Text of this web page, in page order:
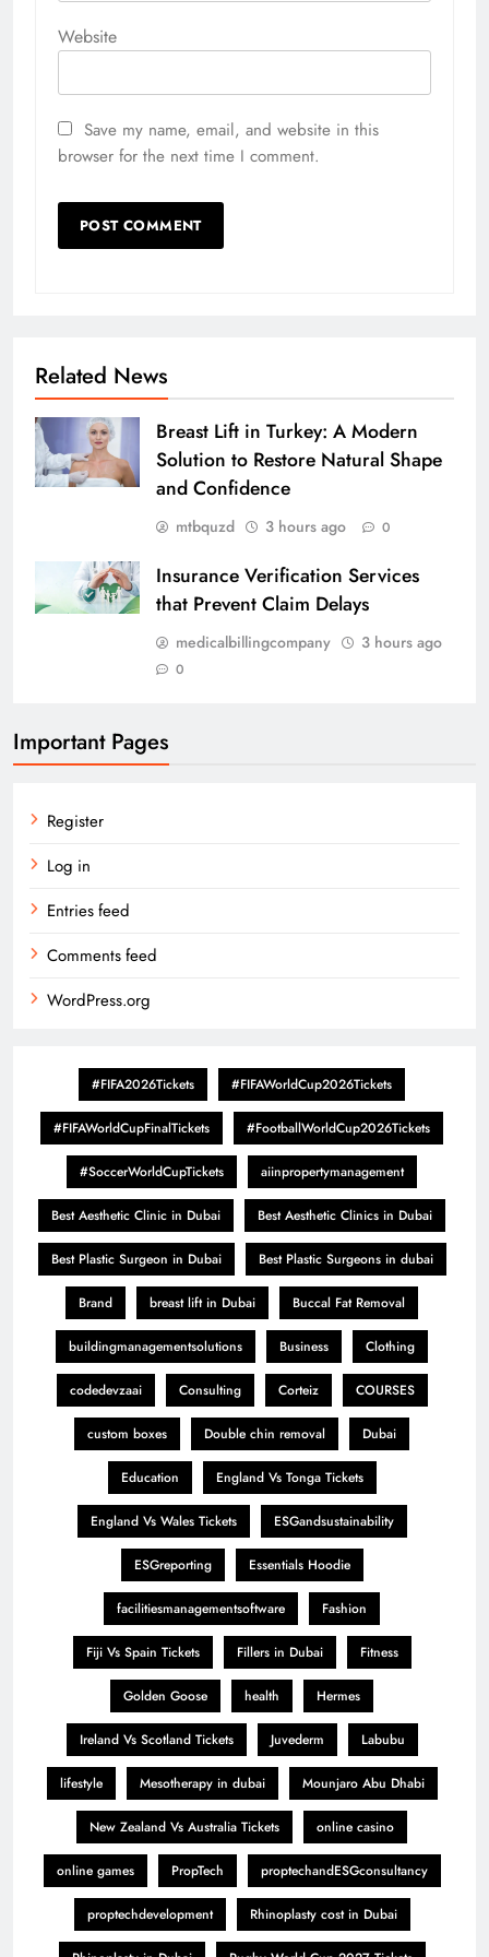
Website
Save my name, email, and website in this
browser for the next time I comment.
Related News
Breast Lift in Turkey: A Modern
Solution to Restore Natural Shape
and Confidence
mtbquzd 3 hours ago 0
Insurance Verification Services
that Prevent Claim Delays
medicalbillingcompany 3 hours ago
0
Important Pages
Register
Log in
Entries feed
Comments feed
WordPress.org
#FIFA2026Tickets #FIFAWorldCup2026Tickets
#FIFAWorldCupFinalTickets #FootballWorldCup2026Tickets
#SoccerWorldCupTickets aiinpropertymanagement
Best Aesthetic Clinic in Dubai Best Aesthetic Clinics in Dubai
Best Plastic Surgeon in Dubai Best Plastic Surgeons in dubai
Brand breast lift in Dubai Buccal Fat Removal
buildingmanagementsolutions Business Clothing
codedevzaai Consulting Corteiz COURSES
custom boxes Double chin removal Dubai
Education England Vs Tonga Tickets
England Vs Wales Tickets ESGandsustainability
ESGreporting Essentials Hoodie
facilitiesmanagementsoftware Fashion
Fiji Vs Spain Tickets Fillers in Dubai Fitness
Golden Goose health Hermes
Ireland Vs Scotland Tickets Juvederm Labubu
lifestyle Mesotherapy in dubai Mounjaro Abu Dhabi
New Zealand Vs Australia Tickets online casino
online games PropTech proptechandESGconsultancy
proptechdevelopment Rhinoplasty cost in Dubai